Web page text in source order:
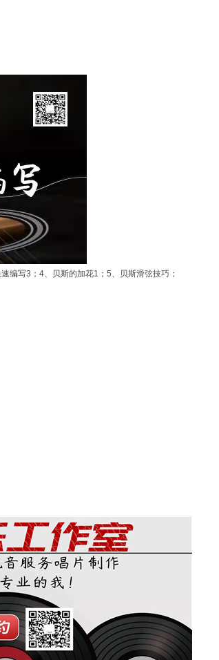
编写3；4、贝斯的加花1；5、贝斯滑弦技巧；